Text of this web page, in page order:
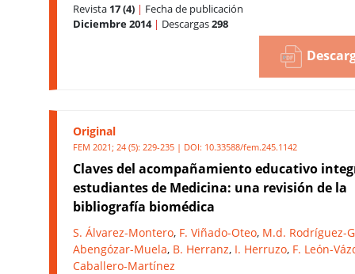
Revista 17 (4) | Fecha de publicación
Diciembre 2014 | Descargas298
Original
FEM 2021; 24 (5): 229-235 | DOI: 10.33588/fem.245.1142
Claves del acompañamiento educativo
estudiantes de Medicina: una revisión de la
bibliografía biomédica
S. Álvarez-Montero, F. Viñado-Oteo, M.d. Rodríguez-
Abengózar-Muela, B. Herranz, I. Herruzo, F. León-
Caballero-Martínez